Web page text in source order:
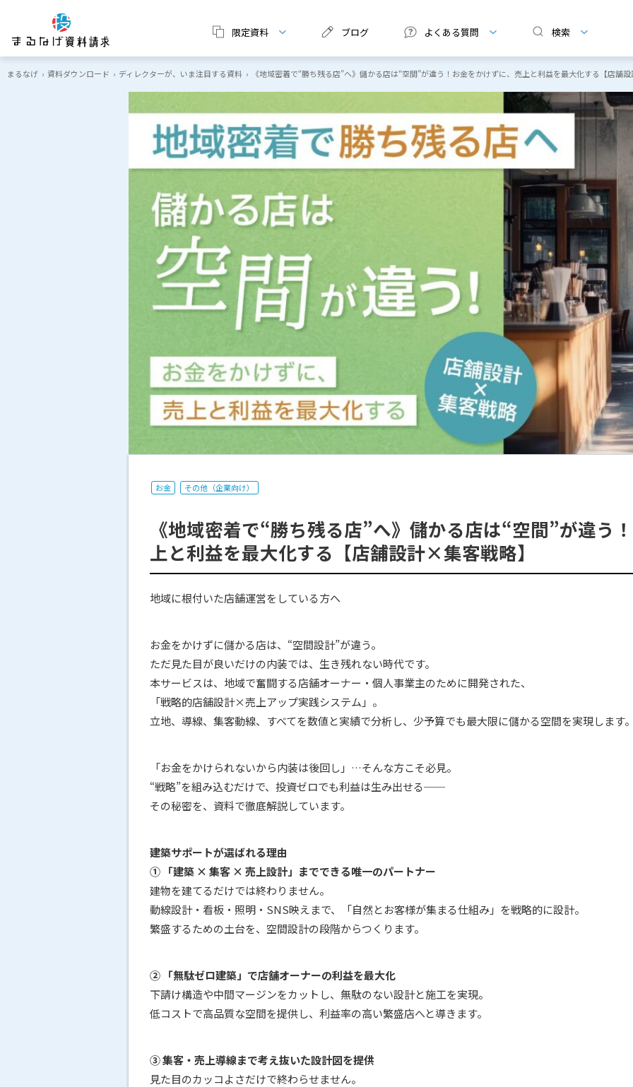
限定資料 ブログ よくある質問 検索
まるなげ › 資料ダウンロード › ディレクターが、いま注目する資料 › 《地域密着で“勝ち残る店”へ》儲かる店は“空間”が違う！お金をかけずに、売上と利益を最大化する【店舗
お金 その他（企業向け）
《地域密着で“勝ち残る店”へ》儲かる店は“空間”が違う
上と利益を最大化する【店舗設計×集客戦略】
地域に根付いた店舗運営をしている方へ
お金をかけずに儲かる店は、“空間設計”が違う。
ただ見た目が良いだけの内装では、生き残れない時代です。
本サービスは、地域で奮闘する店舗オーナー・個人事業主のために開発された、
「戦略的店舗設計×売上アップ実践システム」。
立地、導線、集客動線、すべてを数値と実績で分析し、少予算でも最大限に儲かる空間を実現します
「お金をかけられないから内装は後回し」…そんな方こそ必見。
“戦略”を組み込むだけで、投資ゼロでも利益は生み出せる──
その秘密を、資料で徹底解説しています。
建築サポートが選ばれる理由
① 「建築 × 集客 × 売上設計」までできる唯一のパートナー
建物を建てるだけでは終わりません。
動線設計・看板・照明・SNS映えまで、「自然とお客様が集まる仕組み」を戦略的に設計。
繁盛するための土台を、空間設計の段階からつくります。
② 「無駄ゼロ建築」で店舗オーナーの利益を最大化
下請け構造や中間マージンをカットし、無駄のない設計と施工を実現。
低コストで高品質な空間を提供し、利益率の高い繁盛店へと導きます。
③ 集客・売上導線まで考え抜いた設計図を提供
見た目のカッコよさだけで終わらせません。